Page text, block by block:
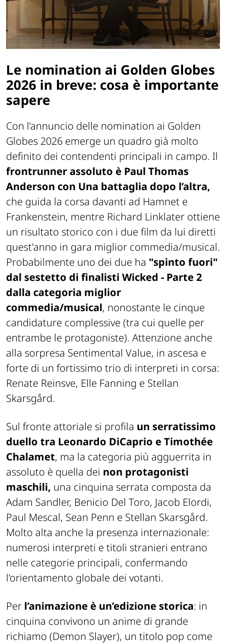
Le nomination ai Golden Globes
2026 in breve: cosa è importante
sapere
Con l’annuncio delle nomination ai Golden
Globes 2026 emerge un quadro già molto
definito dei contendenti principali in campo. Il
frontrunner assoluto è Paul Thomas
Anderson con Una battaglia dopo l’altra,
che guida la corsa davanti ad Hamnet e
Frankenstein, mentre Richard Linklater ottiene
un risultato storico con i due film da lui diretti
quest'anno in gara miglior commedia/musical.
Probabilmente uno dei due ha "spinto fuori"
dal sestetto di finalisti Wicked - Parte 2
dalla categoria miglior
commedia/musical, nonostante le cinque
candidature complessive (tra cui quelle per
entrambe le protagoniste). Attenzione anche
alla sorpresa Sentimental Value, in ascesa e
forte di un fortissimo trio di interpreti in corsa:
Renate Reinsve, Elle Fanning e Stellan
Skarsgård.
Sul fronte attoriale si profila un serratissimo
duello tra Leonardo DiCaprio e Timothée
Chalamet, ma la categoria più agguerrita in
assoluto è quella dei non protagonisti
maschili, una cinquina serrata composta da
Adam Sandler, Benicio Del Toro, Jacob Elordi,
Paul Mescal, Sean Penn e Stellan Skarsgård.
Molto alta anche la presenza internazionale:
numerosi interpreti e titoli stranieri entrano
nelle categorie principali, confermando
l’orientamento globale dei votanti.
Per l’animazione è un’edizione storica: in
cinquina convivono un anime di grande
richiamo (Demon Slayer), un titolo pop come